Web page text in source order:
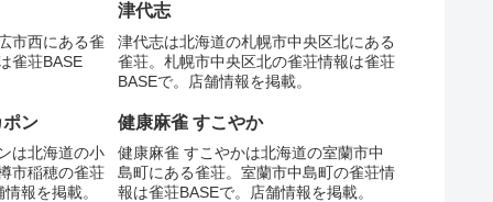
市西にある雀
雀荘BASE
津代志
津代志は北海道の札幌市中央区北にある
雀荘。札幌市中央区北の雀荘情報は雀荘
BASEで。店舗情報を掲載。
ン
は北海道の小
市稲穂の雀荘
報を掲載。
健康麻雀 すこやか
健康麻雀 すこやかは北海道の室蘭市中
島町にある雀荘。室蘭市中島町の雀荘情
報は雀荘BASEで。店舗情報を掲載。